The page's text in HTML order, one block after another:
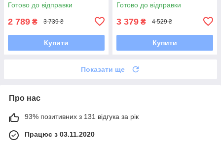
Готово до відправки
2 789 ₴ 3 739 ₴
Купити
Готово до відправки
3 379 ₴ 4 529 ₴
Купити
Показати ще
Про нас
93% позитивних з 131 відгука за рік
Працює з 03.11.2020